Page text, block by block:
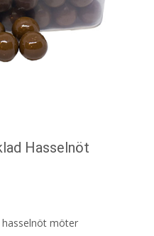
Hasselnöt
hasselnöt möter